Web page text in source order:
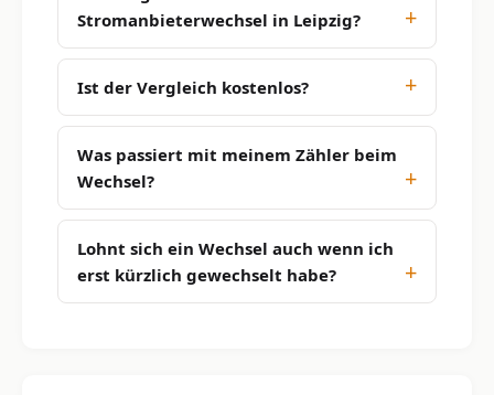
Stromanbieterwechsel in Leipzig?
Ist der Vergleich kostenlos?
Was passiert mit meinem Zähler beim
Wechsel?
Lohnt sich ein Wechsel auch wenn ich
erst kürzlich gewechselt habe?